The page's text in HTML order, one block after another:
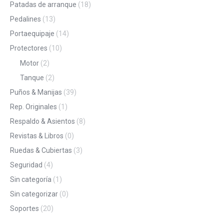
Patadas de arranque (18)
Pedalines (13)
Portaequipaje (14)
Protectores (10)
Motor (2)
Tanque (2)
Puños & Manijas (39)
Rep. Originales (1)
Respaldo & Asientos (8)
Revistas & Libros (0)
Ruedas & Cubiertas (3)
Seguridad (4)
Sin categoría (1)
Sin categorizar (0)
Soportes (20)